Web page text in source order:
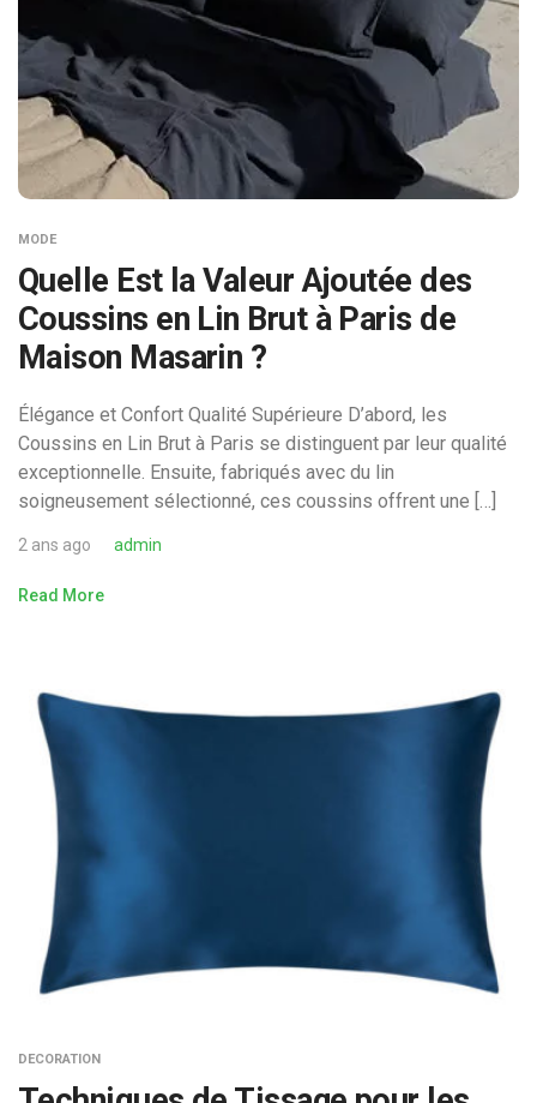
MODE
Quelle Est la Valeur Ajoutée des
Coussins en Lin Brut à Paris de
Maison Masarin ?
Élégance et Confort Qualité Supérieure D’abord, les
Coussins en Lin Brut à Paris se distinguent par leur qualité
exceptionnelle. Ensuite, fabriqués avec du lin
soigneusement sélectionné, ces coussins offrent une […]
2 ans ago admin
Read More
DECORATION